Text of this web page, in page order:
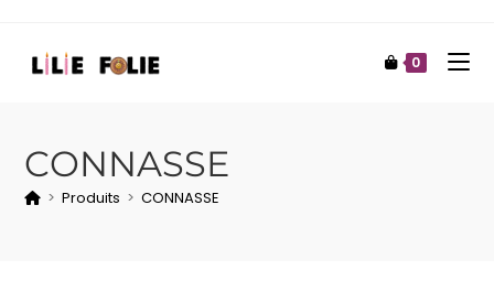
0
CONNASSE
> Produits > CONNASSE